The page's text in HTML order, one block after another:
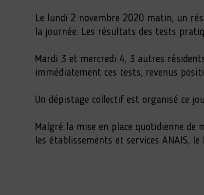
Le lundi 2 novembre 2020 matin, un
la journée. Les résultats des tests
Mardi 3 et mercredi 4, 3 autres
immédiatement ces tests, revenus
Un dépistage collectif est organisé ce
Malgré la mise en place quotidienne
les établissements et services ANAIS,